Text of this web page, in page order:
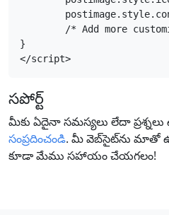
}
</script>
సపోర్ట్
మీకు ఏదైనా సమస్యలు లేదా
సంప్రదించండి. మీ వెబ్‌సైట్‌ను మాతో
కూడా మేము సహాయం చేయగలం!